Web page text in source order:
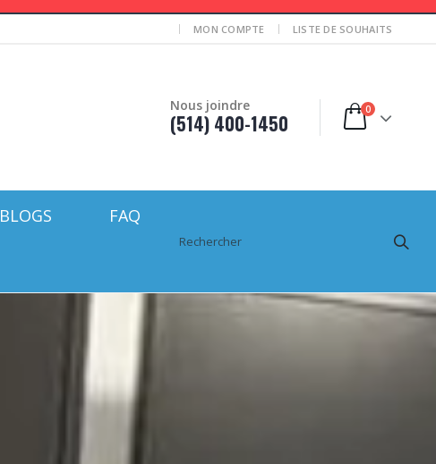
MON COMPTE LISTE DE SOUHAITS
Nous joindre
(514) 400-1450
0
FAQ
BLOGS